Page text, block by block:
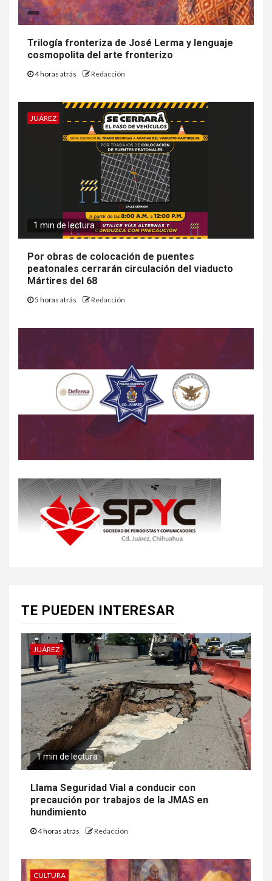
Trilogía fronteriza de José Lerma y lenguaje
cosmopolita del arte fronterizo
4 horas atrás Redacción
JUÁREZ
1 min de lectura
Por obras de colocación de puentes
peatonales cerrarán circulación del viaducto
Mártires del 68
5 horas atrás Redacción
TE PUEDEN INTERESAR
JUÁREZ
1 min de lectura
Llama Seguridad Vial a conducir con
precaución por trabajos de la JMAS en
hundimiento
4 horas atrás Redacción
CULTURA